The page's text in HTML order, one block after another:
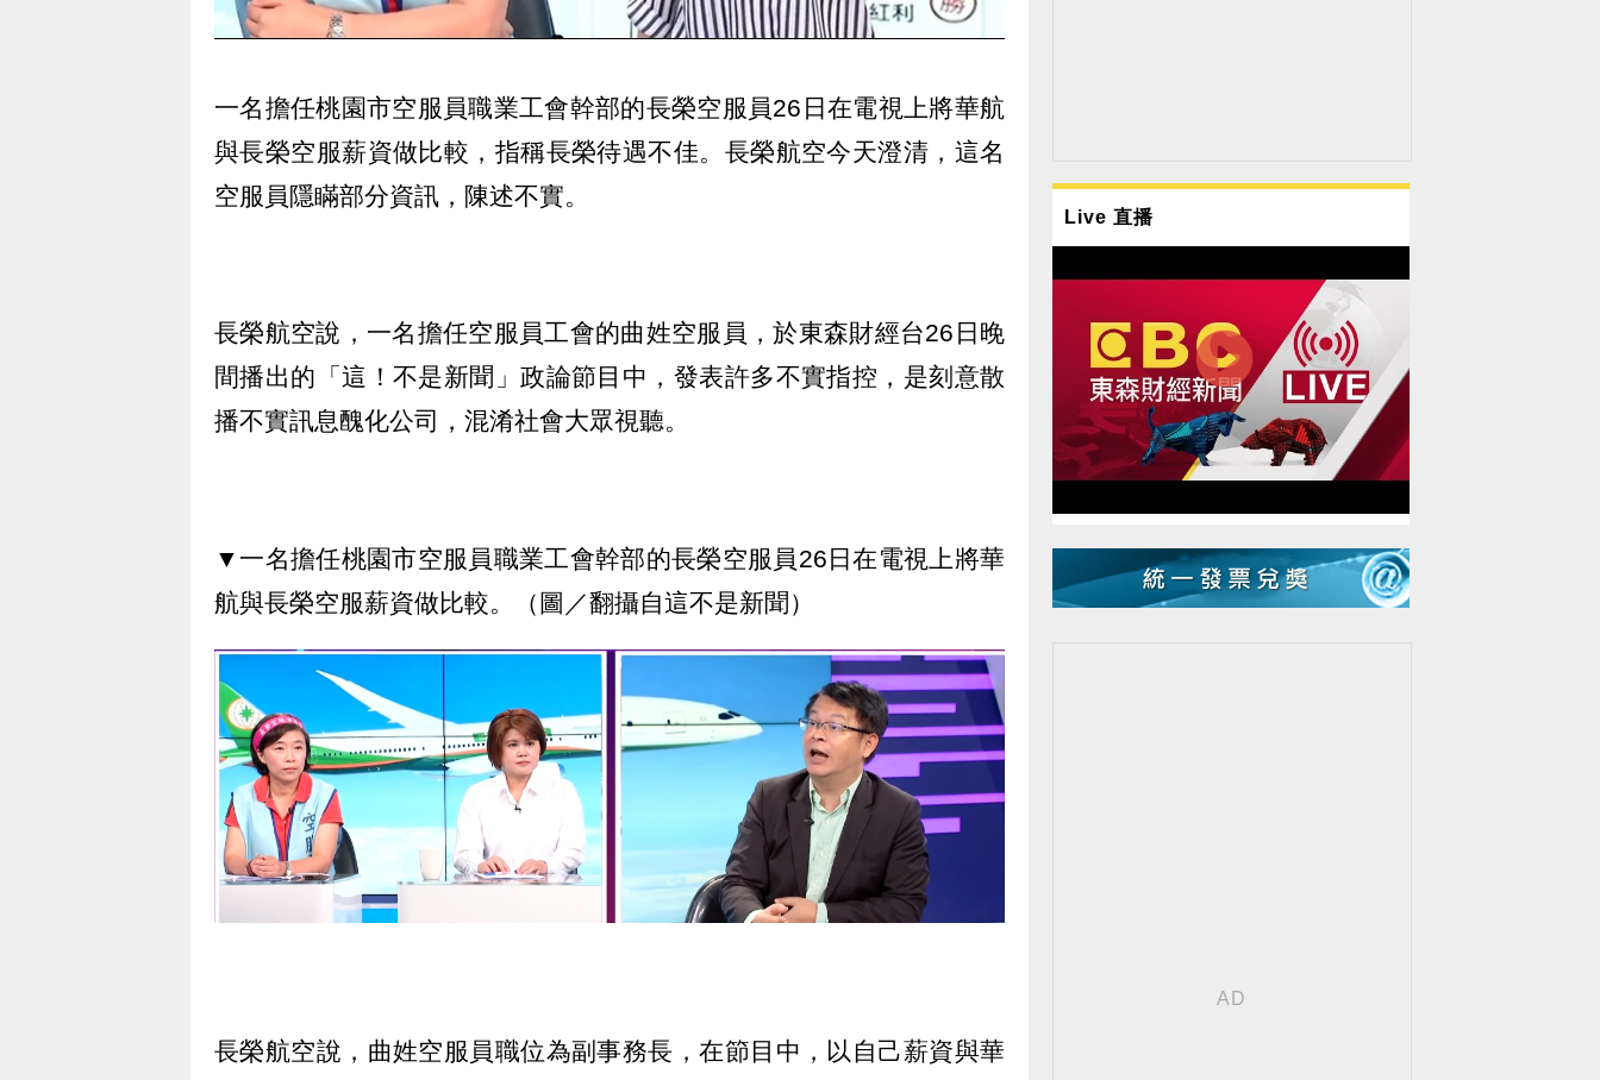
一名擔任桃園市空服員職業工會幹部的長榮空服員26日在電視上將華航
與長榮空服薪資做比較，指稱長榮待遇不佳。長榮航空今天澄清，這名
空服員隱瞞部分資訊，陳述不實。
長榮航空說，一名擔任空服員工會的曲姓空服員，於東森財經台26日晚
間播出的「這！不是新聞」政論節目中，發表許多不實指控，是刻意散
播不實訊息醜化公司，混淆社會大眾視聽。
▼一名擔任桃園市空服員職業工會幹部的長榮空服員26日在電視上將華
航與長榮空服薪資做比較。（圖／翻攝自這不是新聞）
長榮航空說，曲姓空服員職位為副事務長，在節目中，以自己薪資與華
Live 直播